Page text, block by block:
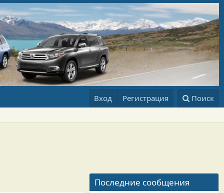
Вход Регистрация Поиск
Последние сообщения